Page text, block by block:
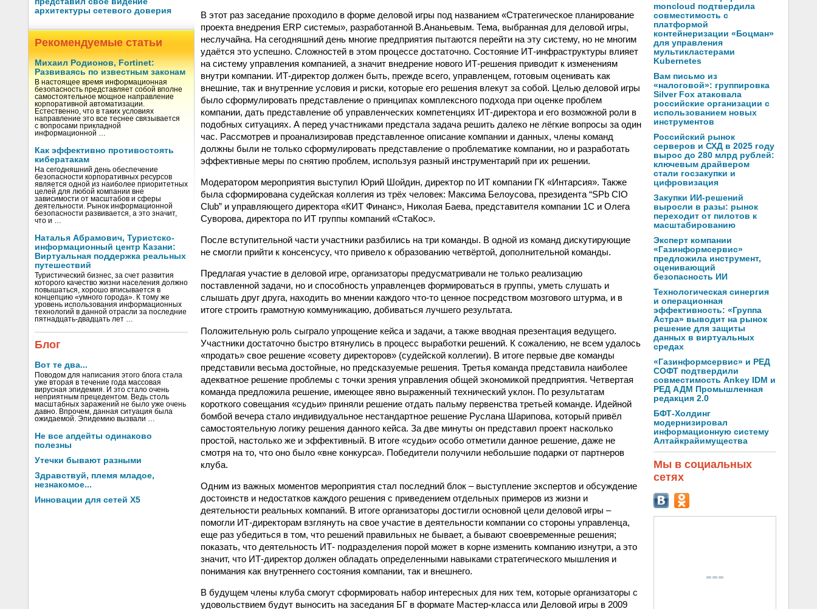
архитектуры сетевого доверия
Рекомендуемые статьи
Михаил Родионов, Fortinet:
Развиваясь по известным законам
В настоящее время информационная
безопасность представляет собой вполне
самостоятельное мощное направление
корпоративной автоматизации.
Естественно, что в таких условиях
направление это все теснее связывается
с вопросами прикладной
информационной …
Как эффективно противостоять
кибератакам
На сегодняшний день обеспечение
безопасности корпоративных ресурсов
является одной из наиболее приоритетных
целей для любой компании вне
зависимости от масштабов и сферы
деятельности. Рынок информационной
безопасности развивается, а это значит,
что и …
Наталья Абрамович, Туристско-
информационный центр Казани:
Виртуальная поддержка реальных
путешествий
Туристический бизнес, за счет развития
которого качество жизни населения должно
повышаться, хорошо вписывается в
концепцию «умного города». К тому же
уровень использования информационных
технологий в данной отрасли за последние
пятнадцать-двадцать лет …
Блог
Вот те два...
Поводом для написания этого блога стала
уже вторая в течение года массовая
вирусная эпидемия. И это стало очень
неприятным прецедентом. Ведь столь
масштабных заражений не было уже очень
давно. Впрочем, данная ситуация была
ожидаемой. Эпидемию вызвали …
Не все апдейты одинаково
полезны
Утечки бывают разными
Здравствуй, племя младое,
незнакомое...
Инновации для сетей X5
В этот раз заседание проходило в форме деловой игры под названием «Стратегическое планирование
проекта внедрения ERP системы», разработанной В.Ананьевым. Тема, выбранная для деловой игры,
неслучайна. На сегодняшний день многие предприятия пытаются перейти на эту систему, но не многим
удаётся это успешно. Сложностей в этом процессе достаточно. Состояние ИТ-инфраструктуры влияет
на систему управления компанией, а значит внедрение нового ИТ-решения приводит к изменениям
внутри компании. ИТ-директор должен быть, прежде всего, управленцем, готовым оценивать как
внешние, так и внутренние условия и риски, которые его решения влекут за собой. Целью деловой игры
было сформулировать представление о принципах комплексного подхода при оценке проблем
компании, дать представление об управленческих компетенциях ИТ-директора и его возможной роли в
подобных ситуациях. А перед участниками предстала задача решить далеко не лёгкие вопросы за один
час. Рассмотрев и проанализировав представленное описание компании и данных, члены команд
должны были не только сформулировать представление о проблематике компании, но и разработать
эффективные меры по снятию проблем, используя разный инструментарий при их решении.
Модератором мероприятия выступил Юрий Шойдин, директор по ИТ компании ГК «Интарсия». Также
была сформирована судейская коллегия из трёх человек: Максима Белоусова, президента “SPb CIO
Club” и управляющего директора «КИТ Финанс», Николая Баева, представителя компании 1С и Олега
Суворова, директора по ИТ группы компаний «СтаКос».
После вступительной части участники разбились на три команды. В одной из команд дискутирующие
не смогли прийти к консенсусу, что привело к образованию четвёртой, дополнительной команды.
Предлагая участие в деловой игре, организаторы предусматривали не только реализацию
поставленной задачи, но и способность управленцев формироваться в группы, уметь слушать и
слышать друг друга, находить во мнении каждого что-то ценное посредством мозгового штурма, и в
итоге строить грамотную коммуникацию, добиваться лучшего результата.
Положительную роль сыграло упрощение кейса и задачи, а также вводная презентация ведущего.
Участники достаточно быстро втянулись в процесс выработки решений. К сожалению, не всем удалось
«продать» свое решение «совету директоров» (судейской коллегии). В итоге первые две команды
представили весьма достойные, но предсказуемые решения. Третья команда представила наиболее
адекватное решение проблемы с точки зрения управления общей экономикой предприятия. Четвертая
команда предложила решение, имеющее явно выраженный технический уклон. По результатам
короткого совещания «судьи» приняли решение отдать пальму первенства третьей команде. Идейной
бомбой вечера стало индивидуальное нестандартное решение Руслана Шарипова, который привёл
самостоятельную логику решения данного кейса. За две минуты он представил проект насколько
простой, настолько же и эффективный. В итоге «судьи» особо отметили данное решение, даже не
смотря на то, что оно было «вне конкурса». Победители получили небольшие подарки от партнеров
клуба.
Одним из важных моментов мероприятия стал последний блок – выступление экспертов и обсуждение
достоинств и недостатков каждого решения с приведением отдельных примеров из жизни и
деятельности реальных компаний. В итоге организаторы достигли основной цели деловой игры –
помогли ИТ-директорам взглянуть на свое участие в деятельности компании со стороны управленца,
еще раз убедиться в том, что решений правильных не бывает, а бывают своевременные решения;
показать, что деятельность ИТ- подразделения порой может в корне изменить компанию изнутри, а это
значит, что ИТ-директор должен обладать определенными навыками стратегического мышления и
понимания как внутреннего состояния компании, так и внешнего.
В будущем члены клуба смогут сформировать набор интересных для них тем, которые организаторы с
удовольствием будут выносить на заседания БГ в формате Мастер-класса или Деловой игры в 2009
moncloud подтвердила
совместимость с
платформой
контейнеризации «Боцман»
для управления
мультикластерами
Kubernetes
Вам письмо из
«налоговой»: группировка
Silver Fox атаковала
российские организации с
использованием новых
инструментов
Российский рынок
серверов и СХД в 2025 году
вырос до 280 млрд рублей:
ключевым драйвером
стали госзакупки и
цифровизация
Закупки ИИ-решений
выросли в разы: рынок
переходит от пилотов к
масштабированию
Эксперт компании
«Газинформсервис»
предложила инструмент,
оценивающий
безопасность ИИ
Технологическая синергия
и операционная
эффективность: «Группа
Астра» выводит на рынок
решение для защиты
данных в виртуальных
средах
«Газинформсервис» и РЕД
СОФТ подтвердили
совместимость Ankey IDM и
РЕД АДМ Промышленная
редакция 2.0
БФТ-Холдинг
модернизировал
информационную систему
Алтайкрайимущества
Мы в социальных
сетях